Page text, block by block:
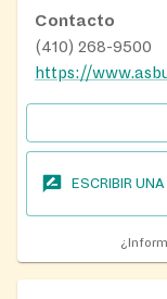
Contacto
(410) 268-9500
ESCRIBIR